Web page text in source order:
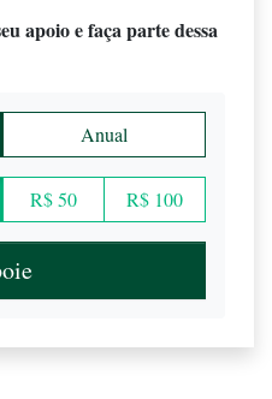
apoio e faça parte dessa
Anual
R$ 50 R$ 100